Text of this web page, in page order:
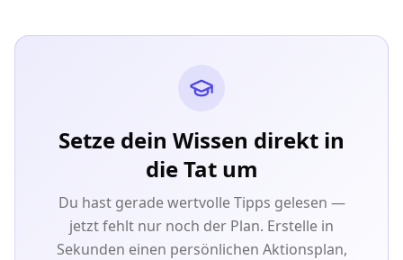
Setze dein Wissen direkt in
die Tat um
Du hast gerade wertvolle Tipps gelesen —
jetzt fehlt nur noch der Plan. Erstelle in
Sekunden einen persönlichen Aktionsplan,